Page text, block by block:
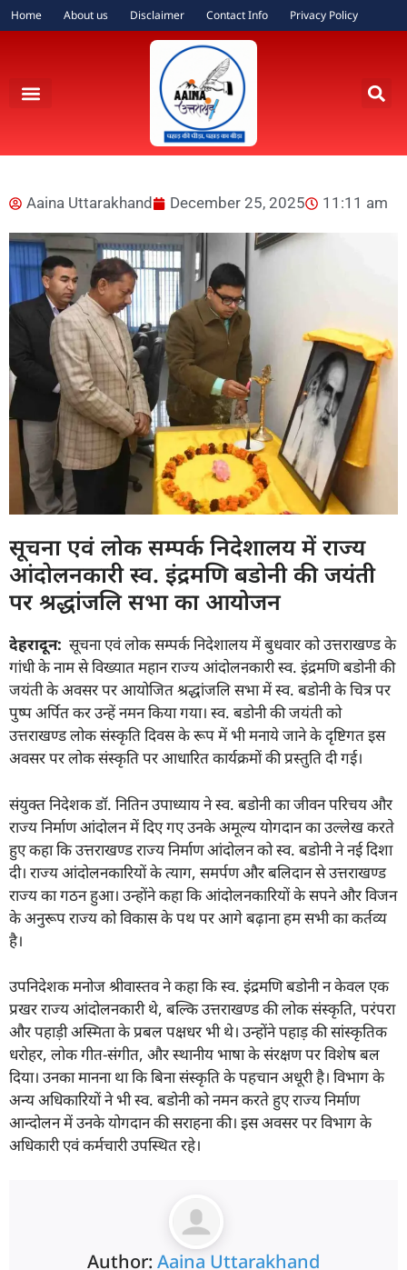
Home About us Disclaimer Contact Info Privacy Policy
Aaina Uttarakhand December 25, 2025 11:11 am
सूचना एवं लोक सम्पर्क निदेशालय में राज्य
आंदोलनकारी स्व. इंद्रमणि बडोनी की जयंती
पर श्रद्धांजलि सभा का आयोजन
देहरादून: सूचना एवं लोक सम्पर्क निदेशालय में बुधवार को उत्तराखण्ड के
गांधी के नाम से विख्यात महान राज्य आंदोलनकारी स्व. इंद्रमणि बडोनी की
जयंती के अवसर पर आयोजित श्रद्धांजलि सभा में स्व. बडोनी के चित्र पर
पुष्प अर्पित कर उन्हें नमन किया गया। स्व. बडोनी की जयंती को
उत्तराखण्ड लोक संस्कृति दिवस के रूप में भी मनाये जाने के दृष्टिगत इस
अवसर पर लोक संस्कृति पर आधारित कार्यक्रमों की प्रस्तुति दी गई।
संयुक्त निदेशक डॉ. नितिन उपाध्याय ने स्व. बडोनी का जीवन परिचय और
राज्य निर्माण आंदोलन में दिए गए उनके अमूल्य योगदान का उल्लेख करते
हुए कहा कि उत्तराखण्ड राज्य निर्माण आंदोलन को स्व. बडोनी ने नई दिशा
दी। राज्य आंदोलनकारियों के त्याग, समर्पण और बलिदान से उत्तराखण्ड
राज्य का गठन हुआ। उन्होंने कहा कि आंदोलनकारियों के सपने और विजन
के अनुरूप राज्य को विकास के पथ पर आगे बढ़ाना हम सभी का कर्तव्य
है।
उपनिदेशक मनोज श्रीवास्तव ने कहा कि स्व. इंद्रमणि बडोनी न केवल एक
प्रखर राज्य आंदोलनकारी थे, बल्कि उत्तराखण्ड की लोक संस्कृति, परंपरा
और पहाड़ी अस्मिता के प्रबल पक्षधर भी थे। उन्होंने पहाड़ की सांस्कृतिक
धरोहर, लोक गीत-संगीत, और स्थानीय भाषा के संरक्षण पर विशेष बल
दिया। उनका मानना था कि बिना संस्कृति के पहचान अधूरी है। विभाग के
अन्य अधिकारियों ने भी स्व. बडोनी को नमन करते हुए राज्य निर्माण
आन्दोलन में उनके योगदान की सराहना की। इस अवसर पर विभाग के
अधिकारी एवं कर्मचारी उपस्थित रहे।
Author: Aaina Uttarakhand